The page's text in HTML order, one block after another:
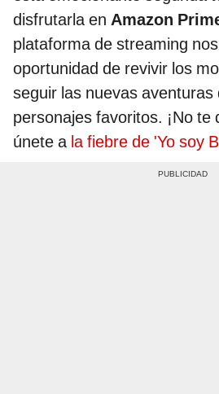
disfrutarla en Amazon
plataforma de streaming
oportunidad de revivir los
seguir las nuevas aventuras
personajes favoritos. ¡No te
únete ala fiebre de 'Yo soy